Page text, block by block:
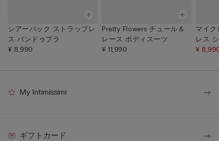
シアーバック ストラップレ
ス バンドゥブラ
¥ 8,990
Pretty Flowers チュール＆
レース ボディスーツ
¥ 11,990
マイ
レス
ースカ
¥
My Intimissimi
ギフトカード